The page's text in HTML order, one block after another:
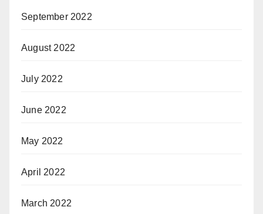
September 2022
August 2022
July 2022
June 2022
May 2022
April 2022
March 2022